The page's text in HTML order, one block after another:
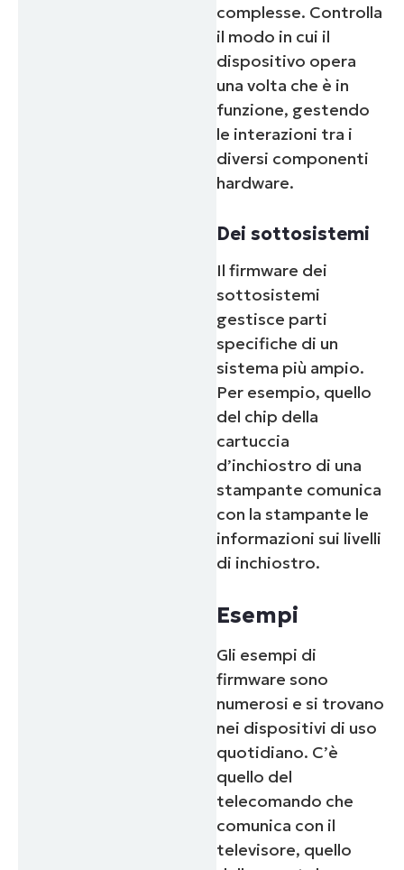
complesse. Controlla
il modo in cui il
dispositivo opera
una volta che è in
funzione, gestendo
le interazioni tra i
diversi componenti
hardware.
Dei sottosistemi
Il firmware dei
sottosistemi
gestisce parti
specifiche di un
sistema più ampio.
Per esempio, quello
del chip della
cartuccia
d’inchiostro di una
stampante comunica
con la stampante le
informazioni sui livelli
di inchiostro.
Esempi
Gli esempi di
firmware sono
numerosi e si trovano
nei dispositivi di uso
quotidiano. C’è
quello del
telecomando che
comunica con il
televisore, quello